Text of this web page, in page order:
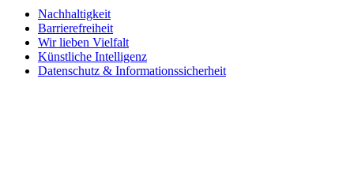
Nachhaltigkeit
Barrierefreiheit
Wir lieben Vielfalt
Künstliche Intelligenz
Datenschutz & Informationssicherheit